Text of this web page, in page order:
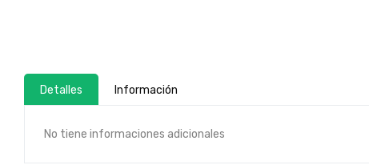
Detalles Información
No tiene informaciones adicionales